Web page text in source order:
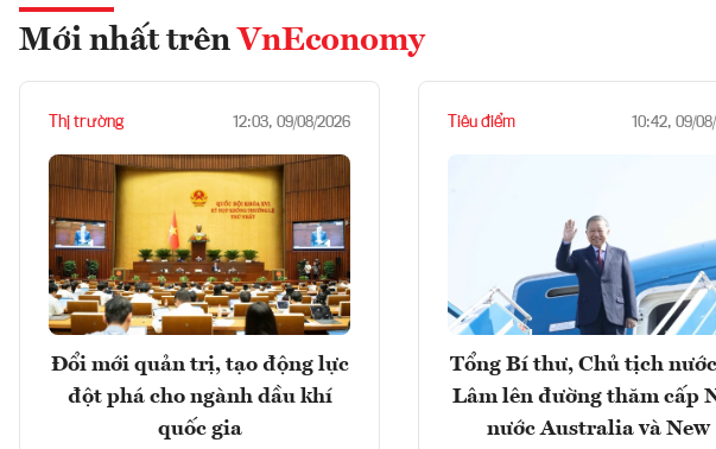
Mới nhất trên VnEconomy
Thị trường 12:03, 09/08/2026
Đổi mới quản trị, tạo động lực
đột phá cho ngành dầu khí
quốc gia
Tiêu điểm 10:42, 09/
Tổng Bí thư, Chủ tịch
Lâm lên đường thăm cấp
nước Australia và New